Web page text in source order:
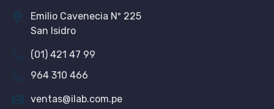
Emilio Cavenecia Nº 225
San Isidro
(01) 421 47 99
964 310 466
ventas@ilab.com.pe